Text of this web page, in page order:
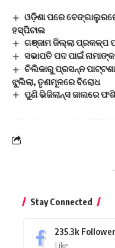
ଓଡ଼ିଶା ପରେ
ହସ୍ପିଟାଲ
ଗଞ୍ଜାମ ଜିଲ୍ଲା ପ୍ରକଳ୍ପ
ସଭାପତି ପଦ ପାଇଁ
ଚିଲିକାରୁ ପ୍ରସନ୍ନ
ଝୁଲିଲା, ତୃଣମୂଳରେ ବିରୋଧ
ପୁଣି ଭିଜିଲାନ୍ସ ଜାଲରେ
Stay Connected
235.3k
Like